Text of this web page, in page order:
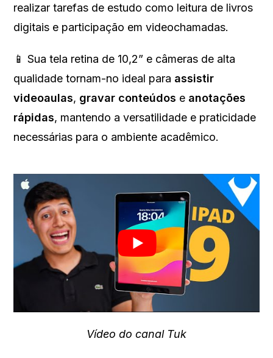
realizar tarefas de estudo como leitura de livros
digitais e participação em videochamadas.
📱 Sua tela retina de 10,2” e câmeras de alta
qualidade tornam-no ideal para assistir
videoaulas, gravar conteúdos e anotações
rápidas, mantendo a versatilidade e praticidade
necessárias para o ambiente acadêmico.
Vídeo do canal Tuk